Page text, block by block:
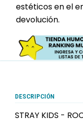
estéticos en el
devolución.
DESCRIPCIÓN
STRAY KIDS -